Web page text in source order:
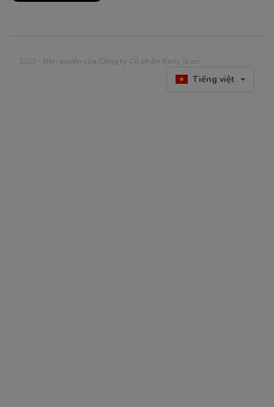
2021 - Bản quyền của Công ty Cổ phần Early Start
Tiếng việt